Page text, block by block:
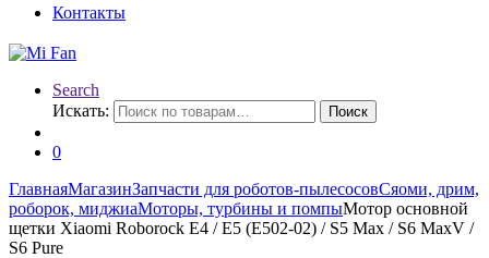
Контакты
Search
Искать:
Поиск
0
ГлавнаяМагазинЗапчасти для роботов-пылесосовСяоми, дрим,
роборок, миджиаМоторы, турбины и помпыМотор основной
щетки Xiaomi Roborock E4 / E5 (E502-02) / S5 Max / S6 MaxV /
S6 Pure